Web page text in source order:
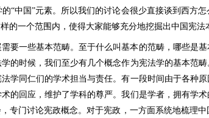
“中国”元素。所以我们的讨论会很少直接谈到西方
的一个范围内，使得大家能够充分地挖掘出中国宪法
要一些基本范畴。至于什么叫基本的范畴，哪些是
的时候，我们至少有几个概念作为宪法学的基本范
学同仁们的学术担当与责任。有一段时间由于各种
的回应，维护了学科的尊严。我们是学者，拥有学
专门讨论宪政概念。对于宪政，一方面系统地梳理